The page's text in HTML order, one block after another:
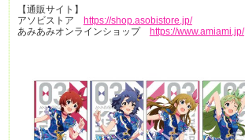
【通販サイト】
アソビストア https://shop.asobistore.jp/
あみあみオンラインショップ https://www.amiami.jp/